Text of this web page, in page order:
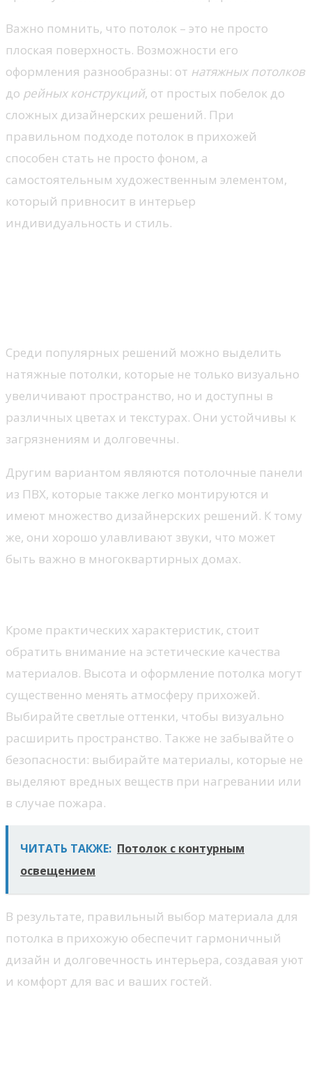
Важно помнить, что потолок – это не просто
плоская поверхность. Возможности его
оформления разнообразны: от натяжных потолков
до рейных конструкций, от простых побелок до
сложных дизайнерских решений. При
правильном подходе потолок в прихожей
способен стать не просто фоном, а
самостоятельным художественным элементом,
который привносит в интерьер
индивидуальность и стиль.
Среди популярных решений можно выделить
натяжные потолки, которые не только визуально
увеличивают пространство, но и доступны в
различных цветах и текстурах. Они устойчивы к
загрязнениям и долговечны.
Другим вариантом являются потолочные панели
из ПВХ, которые также легко монтируются и
имеют множество дизайнерских решений. К тому
же, они хорошо улавливают звуки, что может
быть важно в многоквартирных домах.
Кроме практических характеристик, стоит
обратить внимание на эстетические качества
материалов. Высота и оформление потолка могут
существенно менять атмосферу прихожей.
Выбирайте светлые оттенки, чтобы визуально
расширить пространство. Также не забывайте о
безопасности: выбирайте материалы, которые не
выделяют вредных веществ при нагревании или
в случае пожара.
ЧИТАТЬ ТАКЖЕ: Потолок с контурным
освещением
В результате, правильный выбор материала для
потолка в прихожую обеспечит гармоничный
дизайн и долговечность интерьера, создавая уют
и комфорт для вас и ваших гостей.